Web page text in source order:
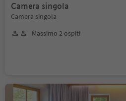
Camera singola
Camera singola
Massimo 2 ospiti